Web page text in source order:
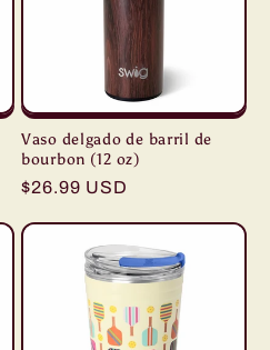
Vaso delgado de barril de
bourbon (12 oz)
Precio
$26.99 USD